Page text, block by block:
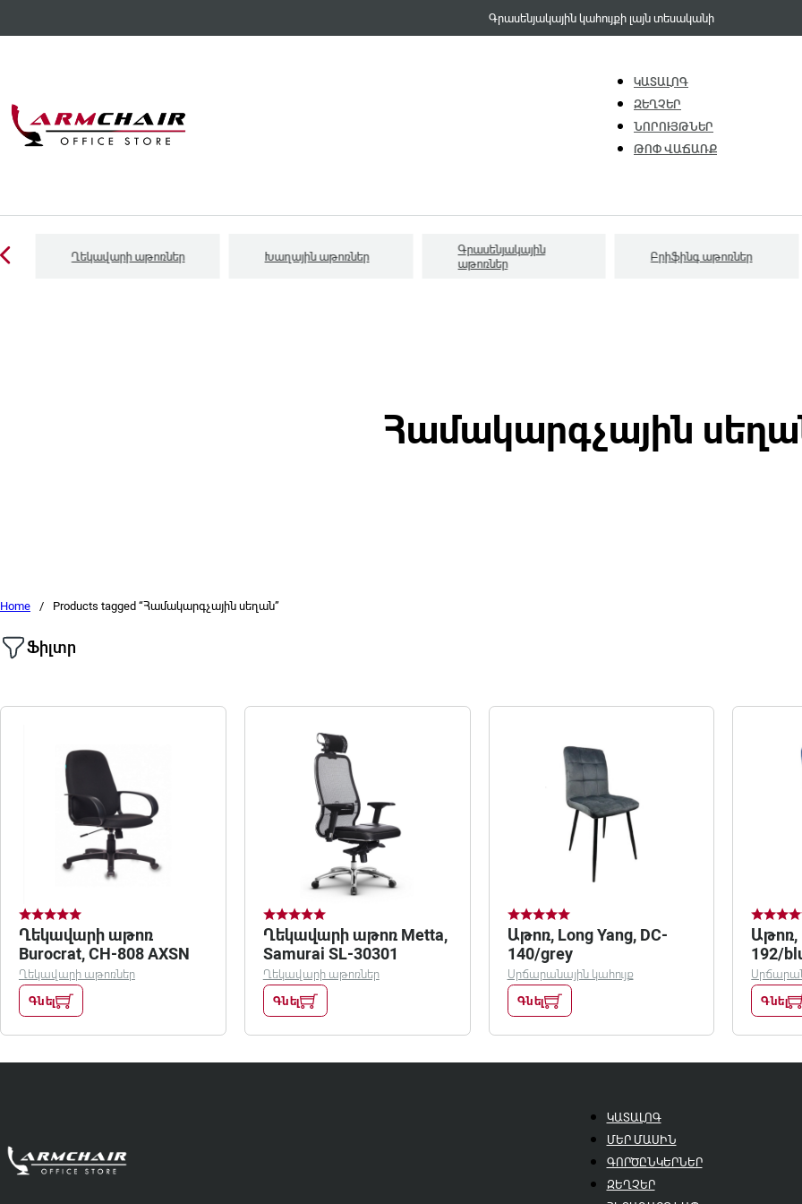
Գրասենյակային կահույքի լայն տեսականի
ԿԱՏԱԼՈԳ
ԶԵՂՉԵՐ
ՆՈՐՈՒՅԹՆԵՐ
ԹՈՓ ՎԱՃԱՌՔ
Ղեկավարի աթոռներ Խաղային աթոռներ
Գրասենյակային
աթոռներ
Բրիֆինգ աթոռներ
Համակարգչային
Home / Products tagged “Համակարգչային սեղան”
Ֆիլտր
Ղեկավարի աթոռ
Burocrat, CH-808 AXSN
Ղեկավարի աթոռներ
Գնել
Ղեկավարի աթոռ Metta,
Samurai SL-30301
Ղեկավարի աթոռներ
Գնել
Աթոռ, Long Yang, DC-
140/grey
Սրճարանային կահույք
Գնել
Աթոռ,
192/
Գնել
ԿԱՏԱԼՈԳ
ՄԵՐ ՄԱՍԻՆ
ԳՈՐԾԸՆԿԵՐՆԵՐ
ԶԵՂՉԵՐ